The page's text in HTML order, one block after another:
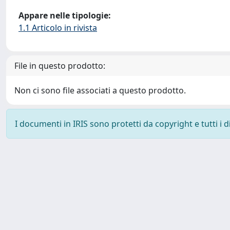
Appare nelle tipologie:
1.1 Articolo in rivista
File in questo prodotto:
Non ci sono file associati a questo prodotto.
I documenti in IRIS sono protetti da copyright e tutti i